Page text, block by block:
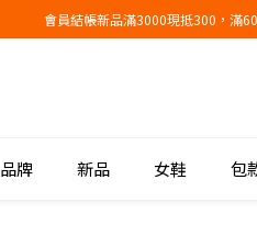
會員結帳新品滿3000現抵300，滿
會員結帳新品滿3000現抵300，滿
品牌 新品 女鞋 包